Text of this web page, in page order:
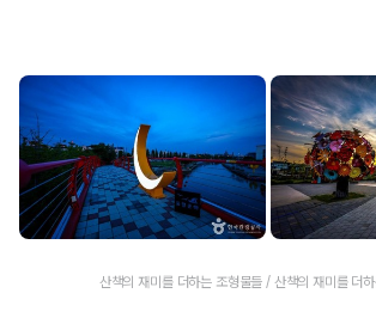
산책의 재미를 더하는 조형물들 / 산책의 재미를 더